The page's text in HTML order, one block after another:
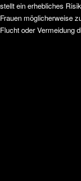
stellt ein erhebliches
Frauen möglicherweise
Flucht oder Vermeidung